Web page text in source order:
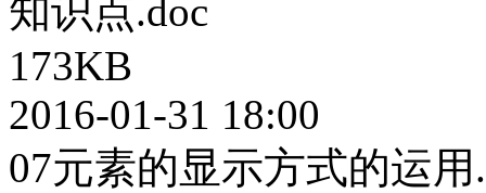
知识点.doc
173KB
2016-01-31 18:00
07元素的显示方式的运用